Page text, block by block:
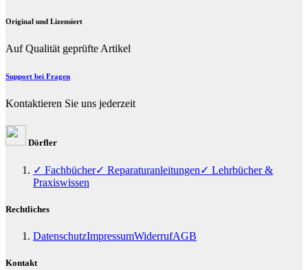
Original und Lizensiert
Auf Qualität geprüfte Artikel
Support bei Fragen
Kontaktieren Sie uns jederzeit
Dörfler
✓ Fachbücher✓ Reparaturanleitungen✓ Lehrbücher &
Praxiswissen
Rechtliches
DatenschutzImpressumWiderrufAGB
Kontakt